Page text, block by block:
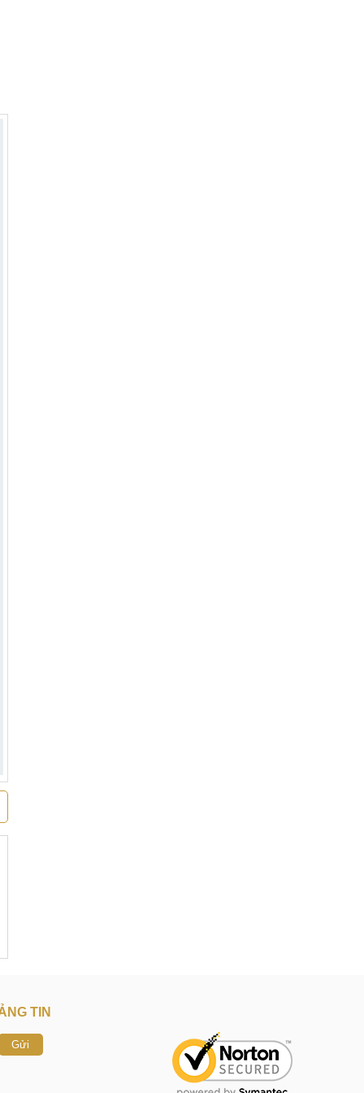
TIN
Gửi